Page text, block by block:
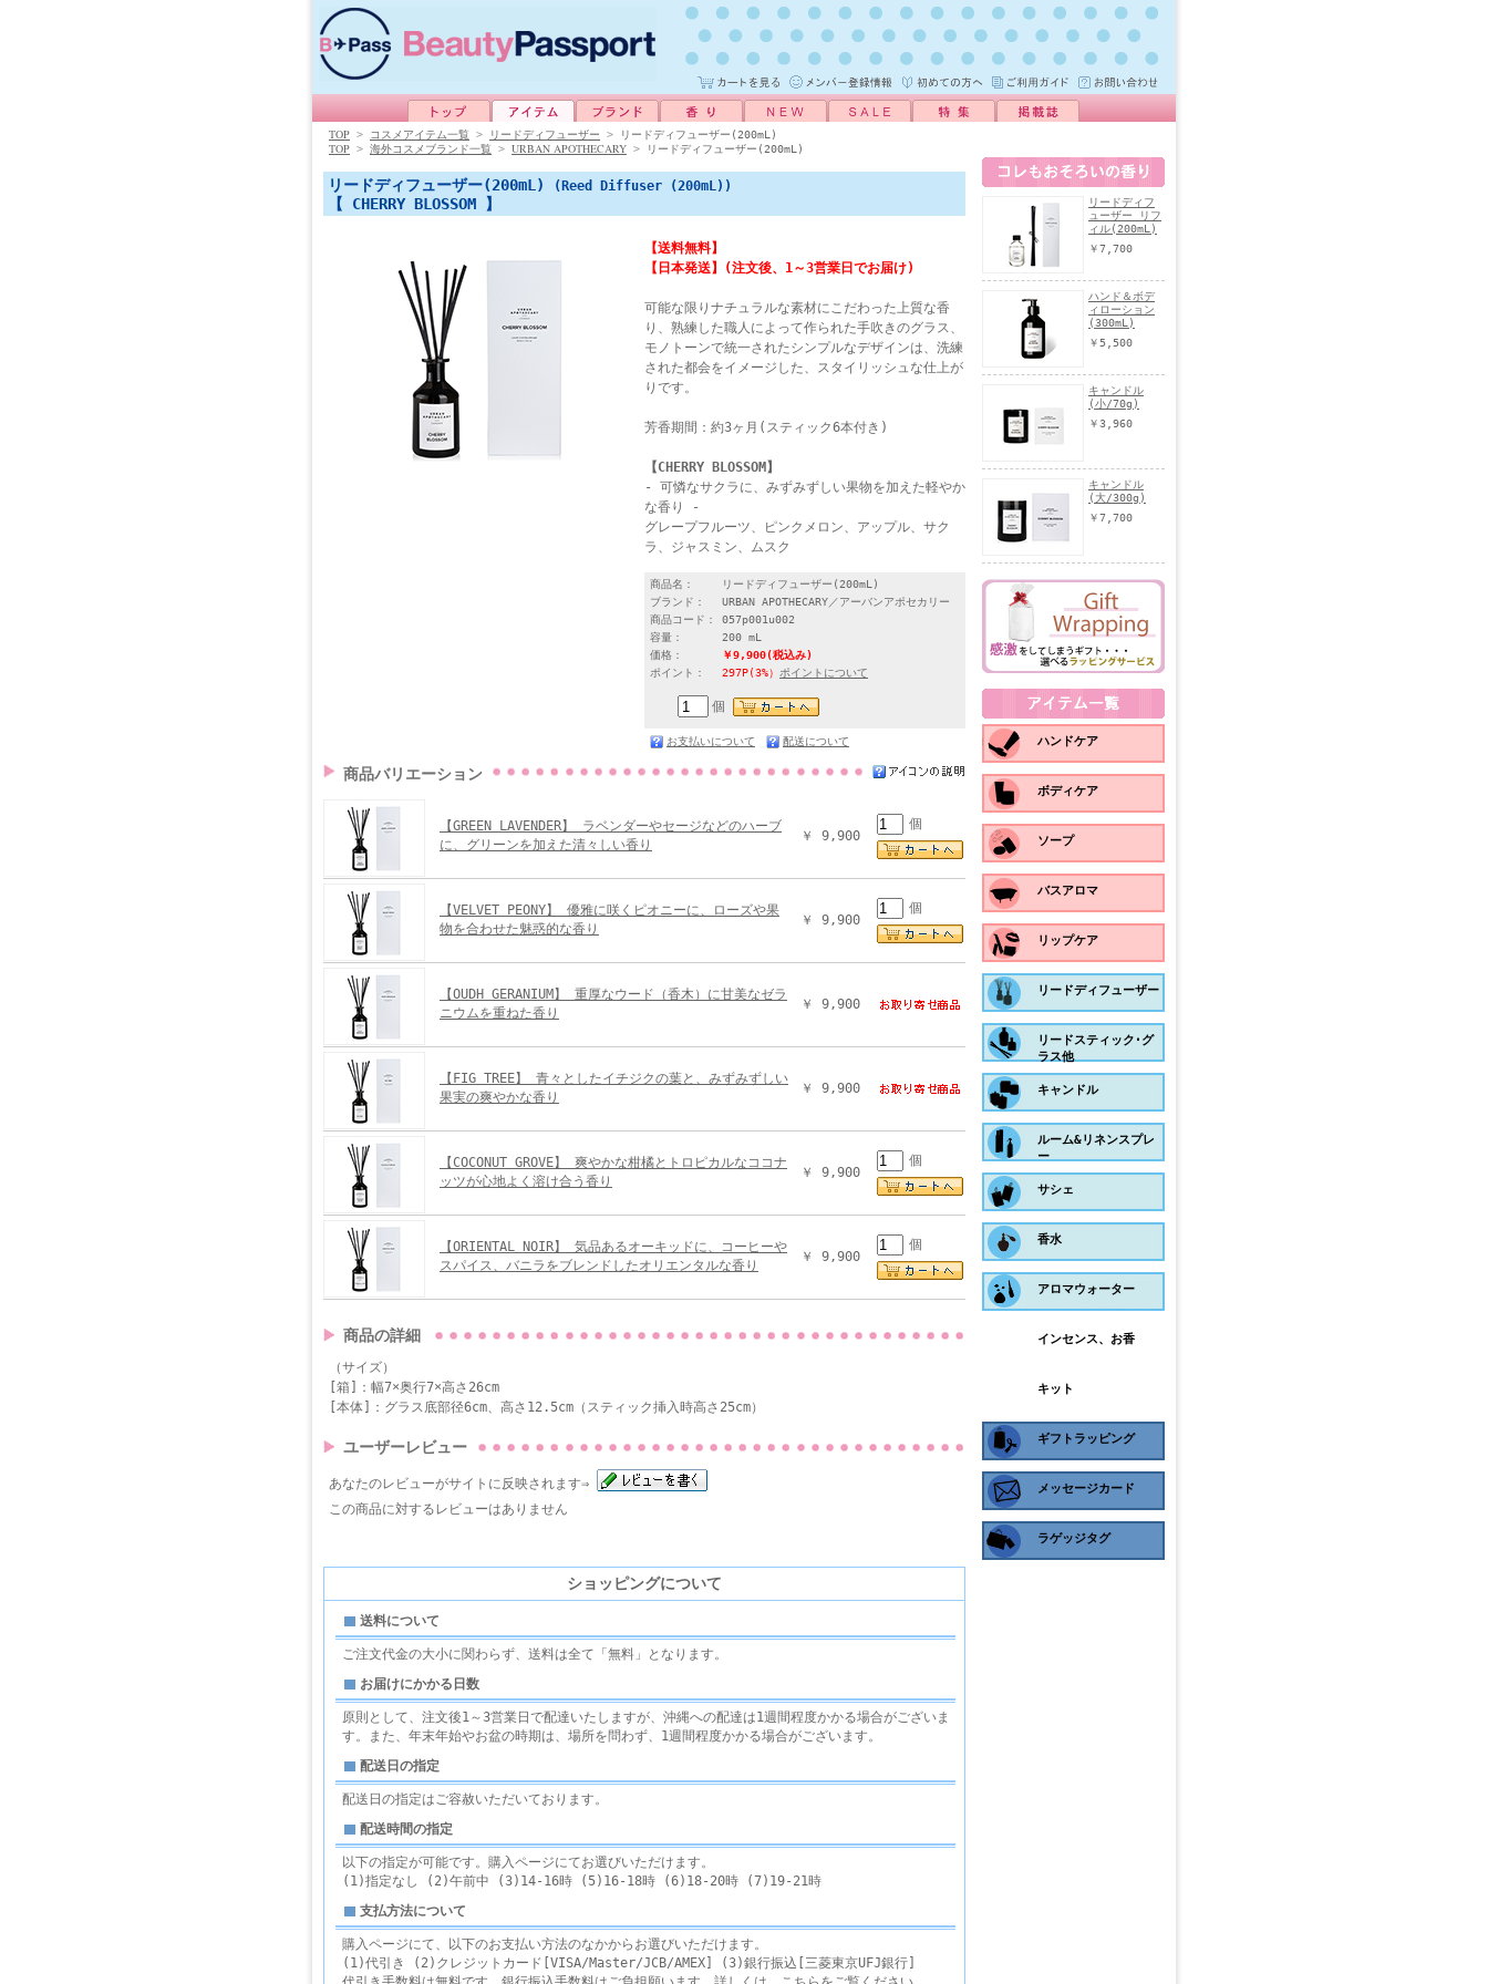
TOP > コスメアイテム一覧 > リードディフューザー > リードディフューザー(200mL)
TOP > 海外コスメブランド一覧 > URBAN APOTHECARY > リードディフューザー(200mL)
リードディフューザー(200mL) (Reed Diffuser (200mL))
【 CHERRY BLOSSOM 】
【送料無料】
【日本発送】(注文後、1～3営業日でお届け)
可能な限りナチュラルな素材にこだわった上質な香
り、熟練した職人によって作られた手吹きのグラス、
モノトーンで統一されたシンプルなデザインは、洗練
された都会をイメージした、スタイリッシュな仕上が
りです。
芳香期間：約3ヶ月(スティック6本付き)
【CHERRY BLOSSOM】
- 可憐なサクラに、みずみずしい果物を加えた軽やか
な香り -
グレープフルーツ、ピンクメロン、アップル、サク
ラ、ジャスミン、ムスク
商品名：
リードディフューザー(200mL)
ブランド：
URBAN APOTHECARY／アーバンアポセカリー
商品コード：
057p001u002
容量：
200 mL
価格：
￥9,900(税込み)
ポイント：
297P(3%） ポイントについて
個
お支払いについて 配送について
商品バリエーション
【GREEN LAVENDER】 ラベンダーやセージなどのハーブ
に、グリーンを加えた清々しい香り
￥ 9,900
個
【VELVET PEONY】 優雅に咲くピオニーに、ローズや果
物を合わせた魅惑的な香り
￥ 9,900
個
【OUDH GERANIUM】 重厚なウード（香木）に甘美なゼラ
ニウムを重ねた香り
￥ 9,900
【FIG TREE】 青々としたイチジクの葉と、みずみずしい
果実の爽やかな香り
￥ 9,900
【COCONUT GROVE】 爽やかな柑橘とトロピカルなココナ
ッツが心地よく溶け合う香り
￥ 9,900
個
【ORIENTAL NOIR】 気品あるオーキッドに、コーヒーや
スパイス、バニラをブレンドしたオリエンタルな香り
￥ 9,900
個
商品の詳細
（サイズ）
[箱]：幅7×奥行7×高さ26cm
[本体]：グラス底部径6cm、高さ12.5cm（スティック挿入時高さ25cm）
ユーザーレビュー
あなたのレビューがサイトに反映されます⇒
この商品に対するレビューはありません
ショッピングについて
送料について
ご注文代金の大小に関わらず、送料は全て「無料」となります。
お届けにかかる日数
原則として、注文後1～3営業日で配達いたしますが、沖縄への配達は1週間程度かかる場合がございま
す。また、年末年始やお盆の時期は、場所を問わず、1週間程度かかる場合がございます。
配送日の指定
配送日の指定はご容赦いただいております。
配送時間の指定
以下の指定が可能です。購入ページにてお選びいただけます。
(1)指定なし (2)午前中 (3)14-16時 (5)16-18時 (6)18-20時 (7)19-21時
支払方法について
購入ページにて、以下のお支払い方法のなかからお選びいただけます。
(1)代引き (2)クレジットカード[VISA/Master/JCB/AMEX] (3)銀行振込[三菱東京UFJ銀行]
リードディフ
ューザー リフ
ィル(200mL)
￥7,700
ハンド＆ボデ
ィローション
(300mL)
￥5,500
キャンドル
(小/70g)
￥3,960
キャンドル
(大/300g)
￥7,700
ハンドケア
ボディケア
ソープ
バスアロマ
リップケア
リードディフューザー
リードスティック･グ
ラス他
キャンドル
ルーム&リネンスプレ
ー
サシェ
香水
アロマウォーター
インセンス、お香
キット
ギフトラッピング
メッセージカード
ラゲッジタグ